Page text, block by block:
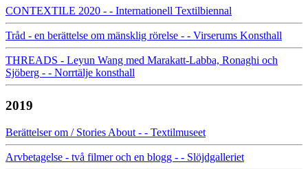
CONTEXTILE 2020 - - Internationell Textilbiennal
Tråd - en berättelse om mänsklig rörelse - - Virserums Konsthall
THREADS - Leyun Wang med Marakatt-Labba, Ronaghi och
Sjöberg - - Norrtälje konsthall
2019
Berättelser om / Stories About - - Textilmuseet
Arvbetagelse - två filmer och en blogg - - Slöjdgalleriet